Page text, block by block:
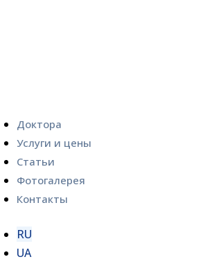
Доктора
Услуги и цены
Статьи
Фотогалерея
Контакты
RU
UA